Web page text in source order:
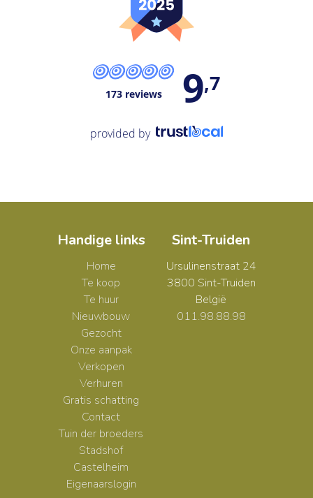
173 reviews 9,7
provided by
Handige links
Home
Te koop
Te huur
Nieuwbouw
Gezocht
Onze aanpak
Verkopen
Verhuren
Gratis schatting
Contact
Tuin der broeders
Stadshof
Castelheim
Eigenaarslogin
Sint-Truiden
Ursulinenstraat 24
3800 Sint-Truiden
België
011.98.88.98